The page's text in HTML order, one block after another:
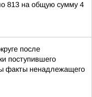
813 на общую сумму 4
после
поступившего
факты ненадлежащего